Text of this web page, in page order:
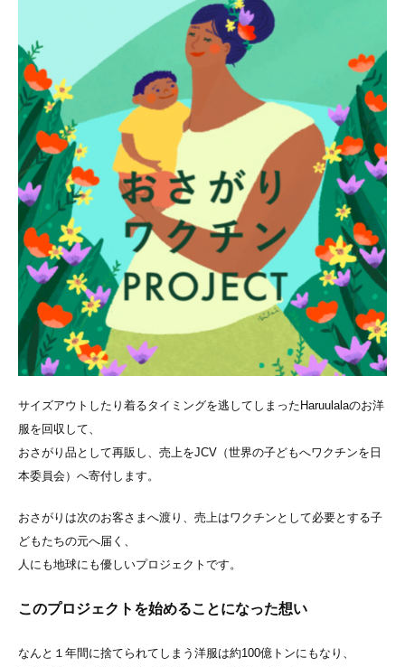
サイズアウトしたり着るタイミングを逃してしまったHaruulalaのお洋
服を回収して、
おさがり品として再販し、売上をJCV（世界の子どもへワクチンを日
本委員会）へ寄付します。
おさがりは次のお客さまへ渡り、売上はワクチンとして必要とする子
どもたちの元へ届く、
人にも地球にも優しいプロジェクトです。
このプロジェクトを始めることになった想い
なんと１年間に捨てられてしまう洋服は約100億トンにもなり、